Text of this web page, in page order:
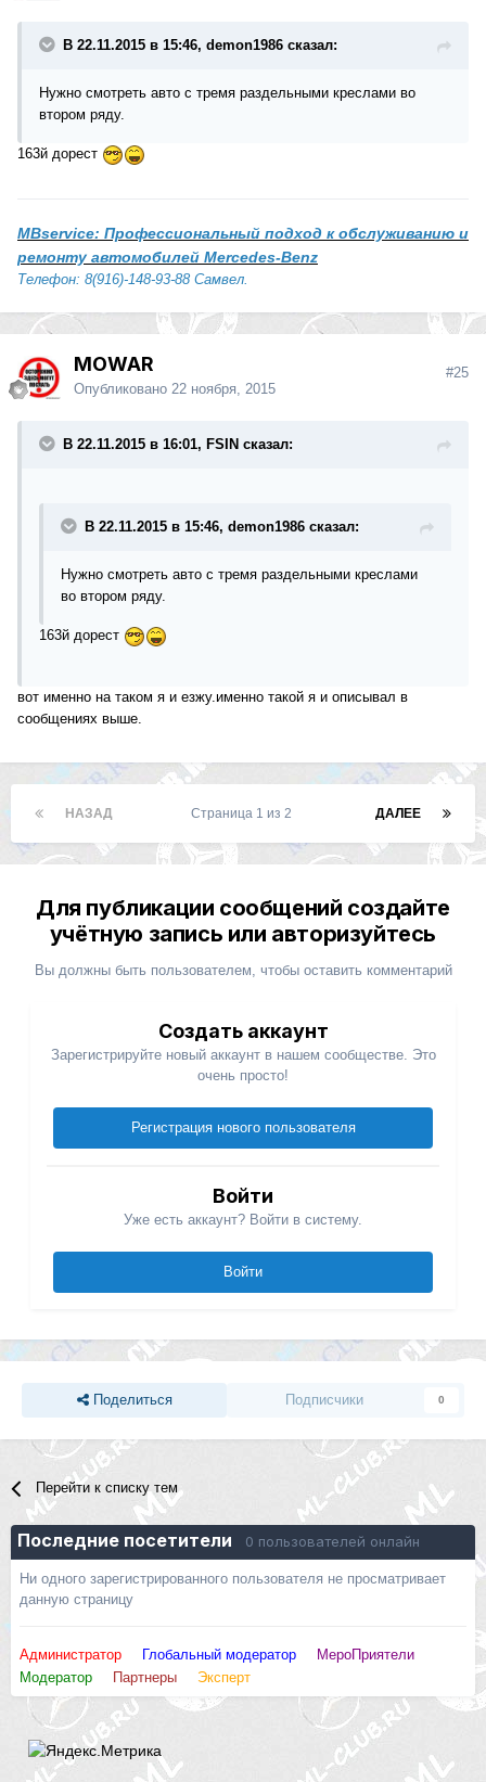
В 22.11.2015 в 15:46, demon1986 сказал:
Нужно смотреть авто с тремя раздельными креслами во
втором ряду.
163й дорест
MBservice: Профессиональный подход к обслуживанию и
ремонту автомобилей Mercedes-Benz
Телефон: 8(916)-148-93-88 Самвел.
MOWAR
Опубликовано 22 ноября, 2015
#25
В 22.11.2015 в 16:01, FSIN сказал:
В 22.11.2015 в 15:46, demon1986 сказал:
Нужно смотреть авто с тремя раздельными креслами
во втором ряду.
163й дорест
вот именно на таком я и езжу.именно такой я и описывал в
сообщениях выше.
НАЗАД ДАЛЕЕ
Страница 1 из 2
Для публикации сообщений создайте
учётную запись или авторизуйтесь
Вы должны быть пользователем, чтобы оставить комментарий
Создать аккаунт
Зарегистрируйте новый аккаунт в нашем сообществе. Это
очень просто!
Регистрация нового пользователя
Войти
Уже есть аккаунт? Войти в систему.
Войти
Поделиться Подписчики 0
Перейти к списку тем
Последние посетители 0 пользователей онлайн
Ни одного зарегистрированного пользователя не просматривает
данную страницу
Администратор Глобальный модератор
МероПриятели
Модератор
Партнеры Эксперт